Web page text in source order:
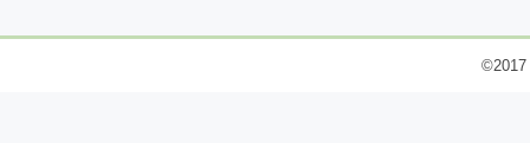
©2017